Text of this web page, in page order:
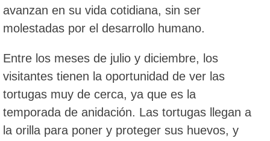
avanzan en su vida cotidiana, sin ser
molestadas por el desarrollo humano.
Entre los meses de julio y diciembre, los
visitantes tienen la oportunidad de ver las
tortugas muy de cerca, ya que es la
temporada de anidación. Las tortugas llegan a
la orilla para poner y proteger sus huevos, y